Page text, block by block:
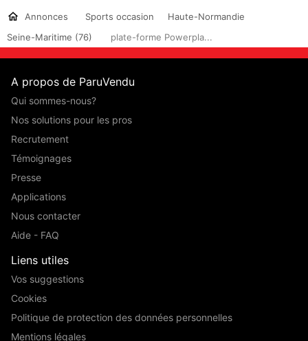
Annonces Sports occasion
Haute-Normandie
Seine-Maritime (76)
plate-forme Powerpla...
A propos de ParuVendu
Qui sommes-nous?
Nos solutions pour les pros
Recrutement
Témoignages
Presse
Applications
Nous contacter
Aide - FAQ
Liens utiles
Vos suggestions
Cookies
Politique de protection des données personnelles
Mentions légales